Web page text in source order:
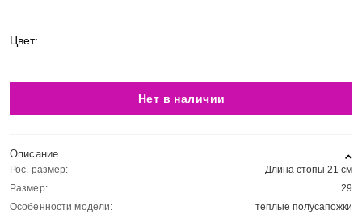
Цвет:
Нет в наличии
Описание
Рос. размер:
Длина стопы 21 см
Размер:
29
Особенности модели:
теплые полусапожки